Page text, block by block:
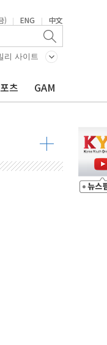
) | ENG | 中文
리 사이트
츠 GAM
' 구상